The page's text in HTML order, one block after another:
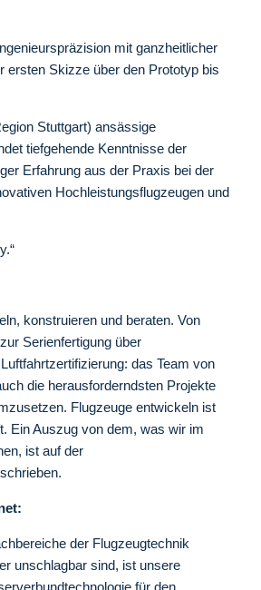
mit ganzheitlicher
ersten Skizze über den Prototyp bis
Stuttgart) ansässige
tiefgehende Kenntnisse der
Erfahrung aus der Praxis bei der
Hochleistungsflugzeugen und
konstruieren und beraten. Von
Serienfertigung über
das Team von
die herausforderndsten Projekte
Flugzeuge entwickeln ist
Ein Auszug von dem, was wir im
ist auf der
der Flugzeugtechnik
unschlagbar sind, ist unsere